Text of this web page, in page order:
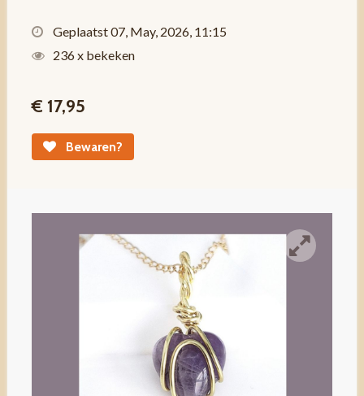
Geplaatst 07, May, 2026, 11:15
236 x bekeken
€ 17,95
Bewaren?